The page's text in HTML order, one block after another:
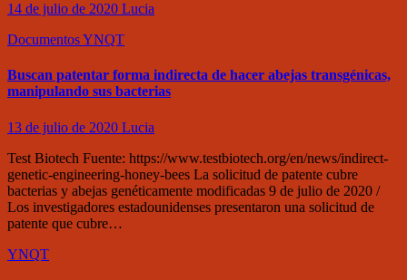
14 de julio de 2020 Lucia
DocumentosYNQT
Buscan patentar forma indirecta de hacer abejas transgénicas,
manipulando sus bacterias
13 de julio de 2020 Lucia
Test Biotech Fuente: https://www.testbiotech.org/en/news/indirect-
genetic-engineering-honey-bees La solicitud de patente cubre
bacterias y abejas genéticamente modificadas 9 de julio de 2020 /
Los investigadores estadounidenses presentaron una solicitud de
patente que cubre…
YNQT